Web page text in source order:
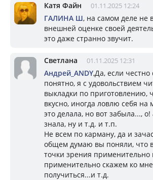
Катя Файн 01.11.2025 12:24
ГАЛИНА Ш, на самом деле не
внешней оценке своей
это даже странно звучит.
Светлана 01.11.2025 12:31
Андрей_ANDY,Да, если честно
понятно, я с удовольствием
выкладки по приготовлению,
вкусно, иногда ловлю себя
это делала, но вот забыла...,
знала, ну и т.д. и т.п.
Не всем по карману, да и
общем думаю вы поняли, что
точки зрения применительно
применительно скажем ко
получиться...и т.д.